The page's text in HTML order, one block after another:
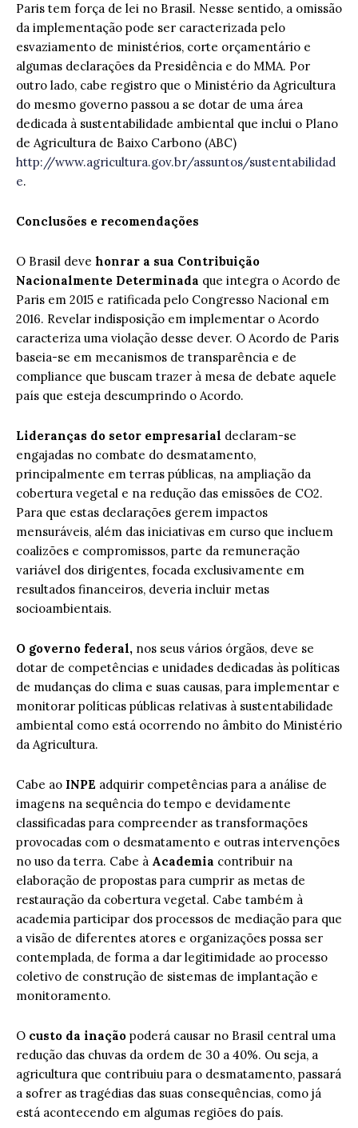
Paris tem força de lei no Brasil. Nesse sentido, a omissão
da implementação pode ser caracterizada pelo
esvaziamento de ministérios, corte orçamentário e
algumas declarações da Presidência e do MMA. Por
outro lado, cabe registro que o Ministério da Agricultura
do mesmo governo passou a se dotar de uma área
dedicada à sustentabilidade ambiental que inclui o Plano
de Agricultura de Baixo Carbono (ABC)
http://www.agricultura.gov.br/assuntos/sustentabilidad
e.
Conclusões e recomendações
O Brasil deve honrar a sua Contribuição
Nacionalmente Determinada que integra o Acordo de
Paris em 2015 e ratificada pelo Congresso Nacional em
2016. Revelar indisposição em implementar o Acordo
caracteriza uma violação desse dever. O Acordo de Paris
baseia-se em mecanismos de transparência e de
compliance que buscam trazer à mesa de debate aquele
país que esteja descumprindo o Acordo.
Lideranças do setor empresarial declaram-se
engajadas no combate do desmatamento,
principalmente em terras públicas, na ampliação da
cobertura vegetal e na redução das emissões de CO2.
Para que estas declarações gerem impactos
mensuráveis, além das iniciativas em curso que incluem
coalizões e compromissos, parte da remuneração
variável dos dirigentes, focada exclusivamente em
resultados financeiros, deveria incluir metas
socioambientais.
O governo federal, nos seus vários órgãos, deve se
dotar de competências e unidades dedicadas às políticas
de mudanças do clima e suas causas, para implementar e
monitorar políticas públicas relativas à sustentabilidade
ambiental como está ocorrendo no âmbito do Ministério
da Agricultura.
Cabe ao INPE adquirir competências para a análise de
imagens na sequência do tempo e devidamente
classificadas para compreender as transformações
provocadas com o desmatamento e outras intervenções
no uso da terra. Cabe à Academia contribuir na
elaboração de propostas para cumprir as metas de
restauração da cobertura vegetal. Cabe também à
academia participar dos processos de mediação para que
a visão de diferentes atores e organizações possa ser
contemplada, de forma a dar legitimidade ao processo
coletivo de construção de sistemas de implantação e
monitoramento.
O custo da inação poderá causar no Brasil central uma
redução das chuvas da ordem de 30 a 40%. Ou seja, a
agricultura que contribuiu para o desmatamento, passará
a sofrer as tragédias das suas consequências, como já
está acontecendo em algumas regiões do país.